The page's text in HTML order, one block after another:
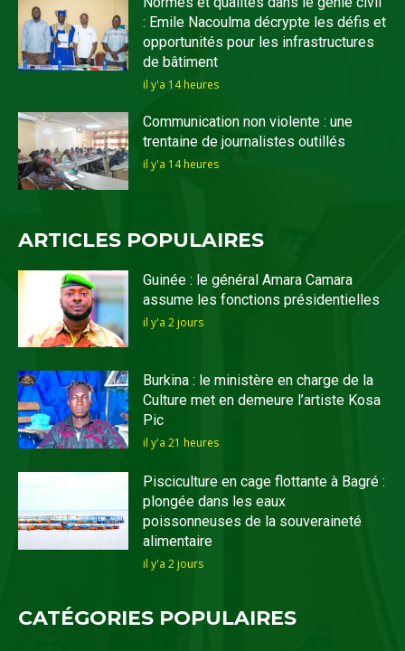
: Emile Nacoulma décrypte les défis et
opportunités pour les infrastructures
de bâtiment
il y'a 14 heures
Communication non violente : une
trentaine de journalistes outillés
il y'a 14 heures
ARTICLES POPULAIRES
Guinée : le général Amara Camara
assume les fonctions présidentielles
il y'a 2 jours
Burkina : le ministère en charge de la
Culture met en demeure l’artiste Kosa
Pic
il y'a 21 heures
Pisciculture en cage flottante à Bagré :
plongée dans les eaux
poissonneuses de la souveraineté
alimentaire
il y'a 2 jours
CATÉGORIES POPULAIRES